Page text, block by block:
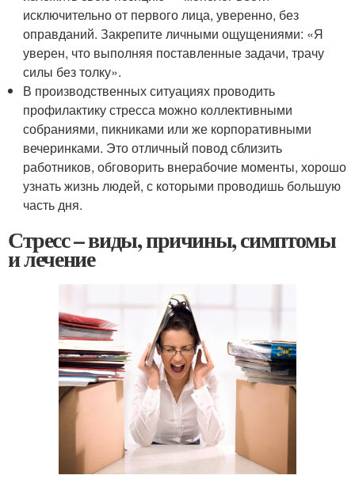
исключительно от первого лица, уверенно, без
оправданий. Закрепите личными ощущениями: «Я
уверен, что выполняя поставленные задачи, трачу
силы без толку».
В производственных ситуациях проводить
профилактику стресса можно коллективными
собраниями, пикниками или же корпоративными
вечеринками. Это отличный повод сблизить
работников, обговорить внерабочие моменты, хорошо
узнать жизнь людей, с которыми проводишь большую
часть дня.
Стресс – виды, причины, симптомы
и лечение